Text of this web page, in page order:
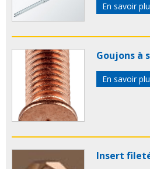
En savoir
Goujons à
En savoir
Insert